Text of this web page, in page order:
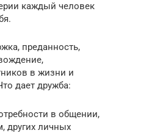
каждый человек
преданность,
в жизни и
дает дружба:
в общении,
других личных